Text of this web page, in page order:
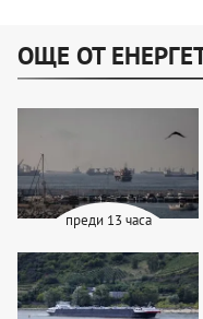
ОЩЕ ОТ
преди 13 часа